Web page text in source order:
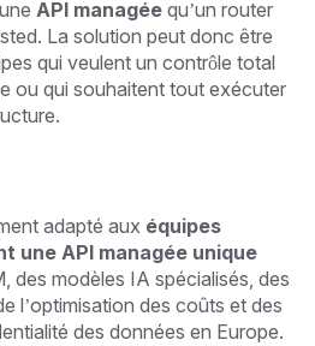
API managée qu’un router
La solution peut donc être
qui veulent un contrôle total
ou qui souhaitent tout exécuter
adapté aux équipes
une API managée unique
des modèles IA spécialisés, des
l’optimisation des coûts et des
des données en Europe.